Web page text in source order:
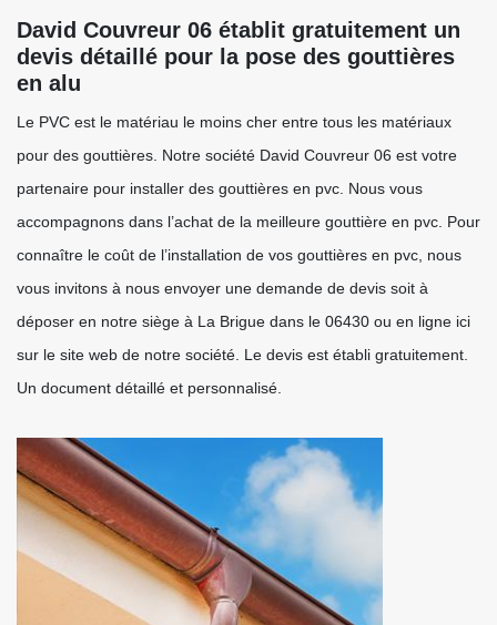
David Couvreur 06 établit gratuitement un
devis détaillé pour la pose des gouttières
en alu
Le PVC est le matériau le moins cher entre tous les matériaux
pour des gouttières. Notre société David Couvreur 06 est votre
partenaire pour installer des gouttières en pvc. Nous vous
accompagnons dans l’achat de la meilleure gouttière en pvc. Pour
connaître le coût de l’installation de vos gouttières en pvc, nous
vous invitons à nous envoyer une demande de devis soit à
déposer en notre siège à La Brigue dans le 06430 ou en ligne ici
sur le site web de notre société. Le devis est établi gratuitement.
Un document détaillé et personnalisé.